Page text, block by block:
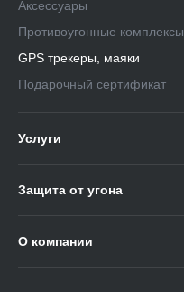
Аксессуары
Противоугонные комплексы
GPS трекеры, маяки
Подарочный сертификат
Услуги
Защита от угона
О компании